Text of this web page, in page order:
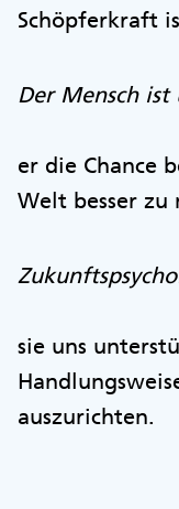
Schöpferkraft
Der Mensch
er die Chance
Welt besser zu
sie uns
auszurichten.